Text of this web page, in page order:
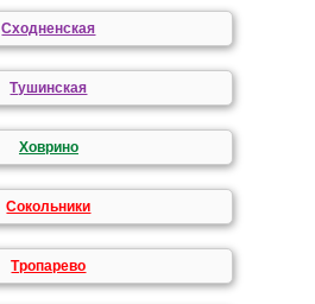
Сходненская
Тушинская
Ховрино
Сокольники
Тропарево